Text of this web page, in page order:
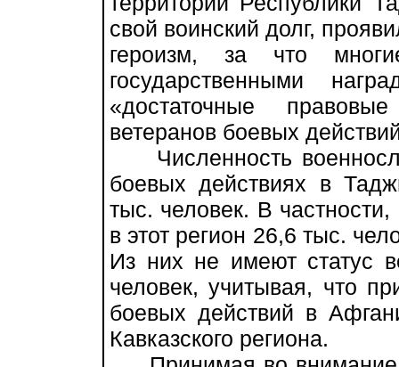
свой воинский долг,
героизм, за что
государственными
«достаточные
ветеранов боевых
Численность
боевых действиях в
тыс. человек. В
в этот регион 26,6 тыс.
Из них не имеют статус
человек, учитывая, что
боевых действий в
Кавказского региона.